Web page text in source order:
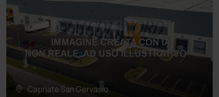
Capriate San Gervasio